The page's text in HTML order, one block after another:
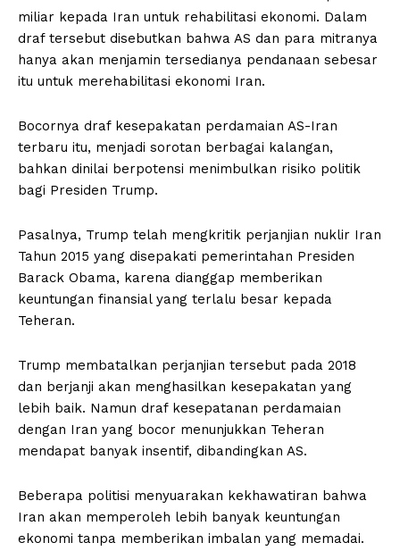
miliar kepada Iran untuk rehabilitasi ekonomi. Dalam
draf tersebut disebutkan bahwa AS dan para mitranya
hanya akan menjamin tersedianya pendanaan sebesar
itu untuk merehabilitasi ekonomi Iran.
Bocornya draf kesepakatan perdamaian AS-Iran
terbaru itu, menjadi sorotan berbagai kalangan,
bahkan dinilai berpotensi menimbulkan risiko politik
bagi Presiden Trump.
Pasalnya, Trump telah mengkritik perjanjian nuklir Iran
Tahun 2015 yang disepakati pemerintahan Presiden
Barack Obama, karena dianggap memberikan
keuntungan finansial yang terlalu besar kepada
Teheran.
Trump membatalkan perjanjian tersebut pada 2018
dan berjanji akan menghasilkan kesepakatan yang
lebih baik. Namun draf kesepatanan perdamaian
dengan Iran yang bocor menunjukkan Teheran
mendapat banyak insentif, dibandingkan AS.
Beberapa politisi menyuarakan kekhawatiran bahwa
Iran akan memperoleh lebih banyak keuntungan
ekonomi tanpa memberikan imbalan yang memadai.